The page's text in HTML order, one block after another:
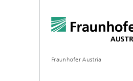
Fraunhofer Austria